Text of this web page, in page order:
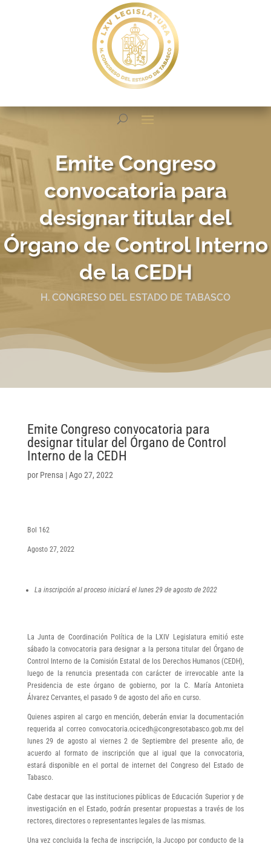
Emite Congreso
convocatoria para
designar titular del
Órgano de Control Interno
de la CEDH
H. CONGRESO DEL ESTADO DE TABASCO
Emite Congreso convocatoria para
designar titular del Órgano de Control
Interno de la CEDH
por Prensa |Ago 27, 2022
Bol 162
Agosto 27, 2022
La inscripción al proceso iniciará el lunes 29 de agosto de 2022
La Junta de Coordinación Política de la LXIV Legislatura emitió este
sábado la convocatoria para designar a la persona titular del Órgano de
Control Interno de la Comisión Estatal de los Derechos Humanos (CEDH),
luego de la renuncia presentada con carácter de irrevocable ante la
Presidencia de este órgano de gobierno, por la C. María Antonieta
Álvarez Cervantes, el pasado 9 de agosto del año en curso.
Quienes aspiren al cargo en mención, deberán enviar la documentación
requerida al correo convocatoria.ocicedh@congresotabasco.gob.mx del
lunes 29 de agosto al viernes 2 de Septiembre del presente año, de
acuerdo al formato de inscripción que al igual que la convocatoria,
estará disponible en el portal de internet del Congreso del Estado de
Tabasco.
Cabe destacar que las instituciones públicas de Educación Superior y de
investigación en el Estado, podrán presentar propuestas a través de los
rectores, directores o representantes legales de las mismas.
Una vez concluida la fecha de inscripción, la Jucopo por conducto de la